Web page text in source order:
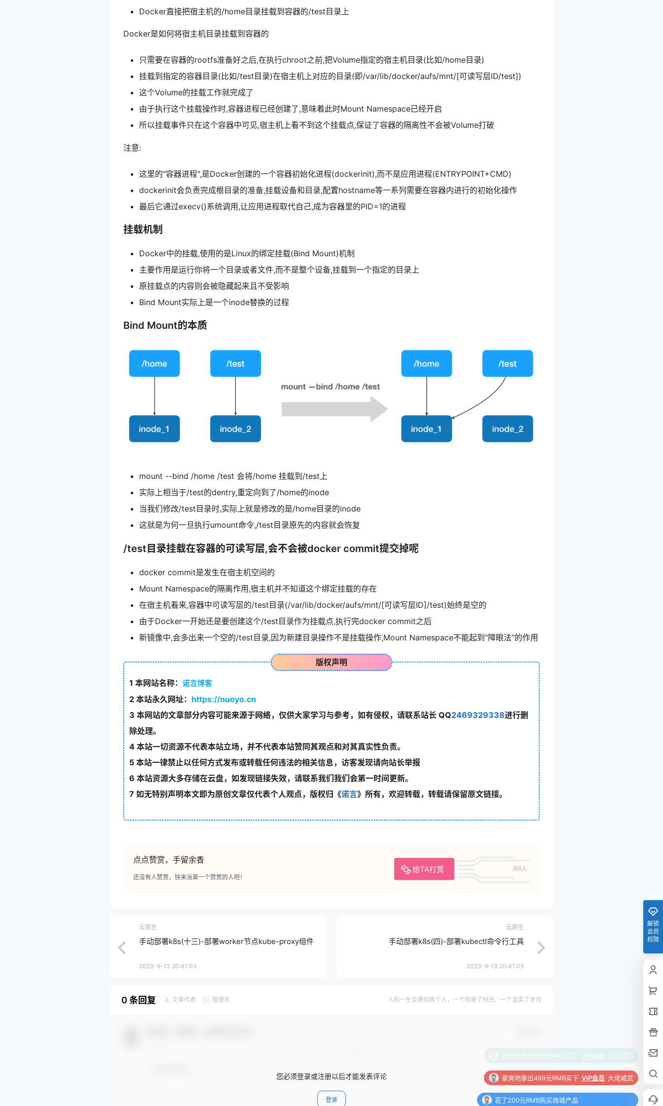
Docker直接把宿主机的/home目录挂载到容器的/test目录上
Docker是如何将宿主机目录挂载到容器的
只需要在容器的rootfs准备好之后,在执行chroot之前,把Volume指定的宿主机目录(比如/home目录)
挂载到指定的容器目录(比如/test目录)在宿主机上对应的目录(即/var/lib/docker/aufs/mnt/[可读写层ID/test])
这个Volume的挂载工作就完成了
由于执行这个挂载操作时,容器进程已经创建了,意味着此时Mount Namespace已经开启
所以挂载事件只在这个容器中可见,宿主机上看不到这个挂载点,保证了容器的隔离性不会被Volume打破
注意:
这里的"容器进程",是Docker创建的一个容器初始化进程(dockerinit),而不是应用进程(ENTRYPOINT+CMD)
dockerinit会负责完成根目录的准备,挂载设备和目录,配置hostname等一系列需要在容器内进行的初始化操作
最后它通过execv()系统调用,让应用进程取代自己,成为容器里的PID=1的进程
挂载机制
Docker中的挂载,使用的是Linux的绑定挂载(Bind Mount)机制
主要作用是运行你将一个目录或者文件,而不是整个设备,挂载到一个指定的目录上
原挂载点的内容则会被隐藏起来且不受影响
Bind Mount实际上是一个inode替换的过程
Bind Mount的本质
mount --bind /home /test 会将/home 挂载到/test上
实际上相当于/test的dentry,重定向到了/home的inode
当我们修改/test目录时,实际上就是修改的是/home目录的inode
这就是为何一旦执行umount命令,/test目录原先的内容就会恢复
/test目录挂载在容器的可读写层,会不会被docker commit提交掉呢
docker commit是发生在宿主机空间的
Mount Namespace的隔离作用,宿主机并不知道这个绑定挂载的存在
在宿主机看来,容器中可读写层的/test目录(/var/lib/docker/aufs/mnt/[可读写层ID]/test)始终是空的
由于Docker一开始还是要创建这个/test目录作为挂载点,执行完docker commit之后
新镜像中,会多出来一个空的/test目录,因为新建目录操作不是挂载操作,Mount Namespace不能起到"障眼法"的作用
版权声明
1 本网站名称： 诺言博客
2本站永久网址： https://nuoyo.cn
3 本网站的文章部分内容可能来源于网络，仅供大家学习与参考，如有侵权，请联系站长 QQ2469329338进行删
除处理。
4本站一切资源不代表本站立场，并不代表本站赞同其观点和对其真实性负责。
5本站一律禁止以任何方式发布或转载任何违法的相关信息，访客发现请向站长举报
6 本站资源大多存储在云盘，如发现链接失效，请联系我们我们会第一时间更新。
7 如无特别声明本文即为原创文章仅代表个人观点，版权归《诺言》所有，欢迎转载，转载请保留原文链接。
点点赞赏，手留余香
给TA打赏 共0人
还没有人赞赏，快来当第一个赞赏的人吧！
云原生
手动部署k8s(十三)-部署worker节点kube-proxy组件
2023-9-13 20:41:03
云原生
手动部署k8s(四)-部署kubectl命令行工具
2023-9-13 20:41:05
0 条回复 A 文章作者 M 管理员 人的一生会遇到两个人，一个惊艳了时光，一个温柔了岁月
您必须登录或注册以后才能发表评论
登录
解锁
会员
权限
花了200元RMB购买商城产品
豪爽地拿出799元RMB买下